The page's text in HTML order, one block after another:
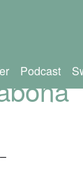
Podcast